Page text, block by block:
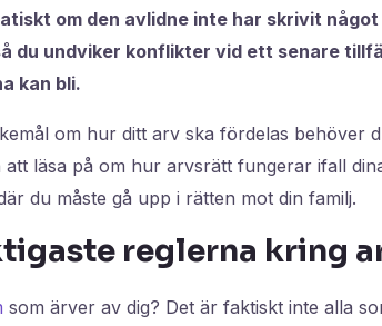
om den avlidne inte har skrivit
du undviker konflikter vid ett senare
kan bli.
om hur ditt arv ska fördelas behöver
läsa på om hur arvsrätt fungerar ifall
du måste gå upp i rätten mot din familj.
reglerna kring
som ärver av dig? Det är faktiskt inte alla